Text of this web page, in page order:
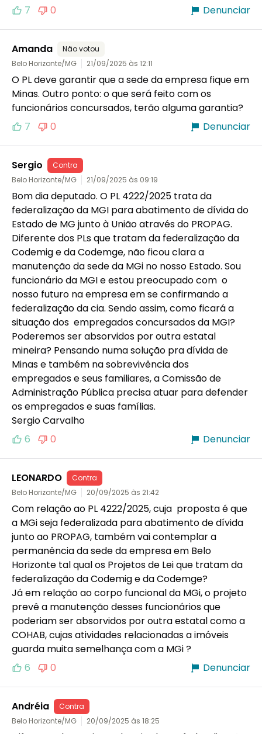
7
0 Denunciar
Amanda
Não votou
Belo Horizonte/MG
21/09/2025 às 12:11
​O PL deve garantir que a sede da empresa fique em
Minas. Outro ponto: o que será feito com os
funcionários concursados, terão alguma garantia?
7
0 Denunciar
Sergio
Contra
Belo Horizonte/MG
21/09/2025 às 09:19
Bom dia deputado. O PL 4222/2025 trata da
federalização da MGI para abatimento de dívida do
Estado de MG junto à União através do PROPAG.
Diferente dos PLs que tratam da federalização da
Codemig e da Codemge, não ficou clara a
manutenção da sede da MGi no nosso Estado. Sou
funcionário da MGI e estou preocupado com  o
nosso futuro na empresa em se confirmando a
federalização da cia. Sendo assim, como ficará a
situação dos  empregados concursados da MGI?
Poderemos ser absorvidos por outra estatal
mineira? Pensando numa solução pra dívida de
Minas e também na sobrevivência dos
empregados e seus familiares, a Comissão de
Administração Pública precisa atuar para defender
os empregados e suas famílias.
Sergio Carvalho
6
0 Denunciar
LEONARDO
Contra
Belo Horizonte/MG
20/09/2025 às 21:42
Com relação ao PL 4222/2025, cuja  proposta é que
a MGi seja federalizada para abatimento de dívida
junto ao PROPAG, também vai contemplar a
permanência da sede da empresa em Belo
Horizonte tal qual os Projetos de Lei que tratam da
federalização da Codemig e da Codemge?
Já em relação ao corpo funcional da MGi, o projeto
prevê a manutenção desses funcionários que
poderiam ser absorvidos por outra estatal como a
COHAB, cujas atividades relacionadas a imóveis
guarda muita semelhança com a MGi ?
6
0 Denunciar
Andréia
Contra
Belo Horizonte/MG
20/09/2025 às 18:25